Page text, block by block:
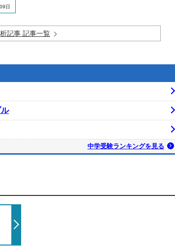
日
記事 記事一覧
中学受験ランキングを見る